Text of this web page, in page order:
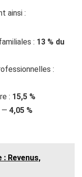
ainsi :
: 13 % du
:
: 15,5 %
—4,05 %
Revenus,